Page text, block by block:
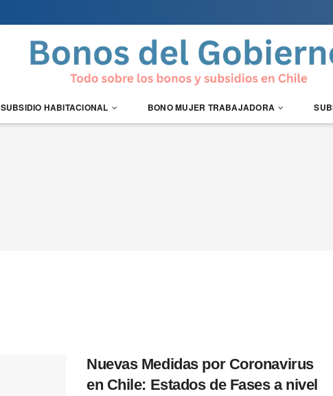
SUBSIDIO HABITACIONAL BONO MUJER TRABAJADORA
Nuevas Medidas por Coronavirus
en Chile: Estados de Fases a nivel